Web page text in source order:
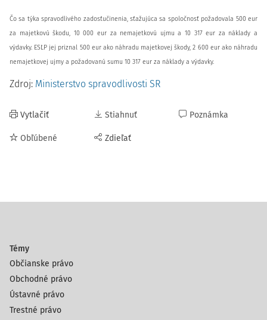
Čo sa týka spravodlivého zadosťučinenia, sťažujúca sa spoločnosť požadovala 500 eur
za majetkovú škodu, 10 000 eur za nemajetkovú ujmu a 10 317 eur za náklady a
výdavky. ESĽP jej priznal 500 eur ako náhradu majetkovej škody, 2 600 eur ako náhradu
nemajetkovej ujmy a požadovanú sumu 10 317 eur za náklady a výdavky.
Zdroj: Ministerstvo spravodlivosti SR
Vytlačiť
Obľúbené
Stiahnuť
Zdieľať
Poznámka
Témy
Občianske právo
Obchodné právo
Ústavné právo
Trestné právo